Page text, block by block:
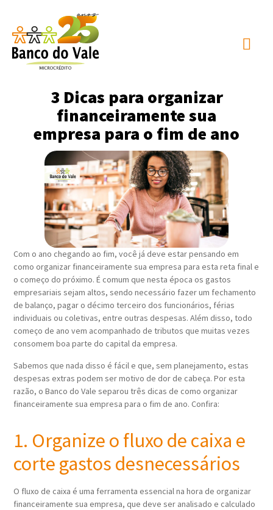
3 Dicas para organizar
financeiramente sua
empresa para o fim de ano
Com o ano chegando ao fim, você já deve estar pensando em
como organizar financeiramente sua empresa para esta reta final e
o começo do próximo. É comum que nesta época os gastos
empresariais sejam altos, sendo necessário fazer um fechamento
de balanço, pagar o décimo terceiro dos funcionários, férias
individuais ou coletivas, entre outras despesas. Além disso, todo
começo de ano vem acompanhado de tributos que muitas vezes
consomem boa parte do capital da empresa.
Sabemos que nada disso é fácil e que, sem planejamento, estas
despesas extras podem ser motivo de dor de cabeça. Por esta
razão, o Banco do Vale separou três dicas de como organizar
financeiramente sua empresa para o fim de ano. Confira:
1. Organize o fluxo de caixa e
corte gastos desnecessários
O fluxo de caixa é uma ferramenta essencial na hora de organizar
financeiramente sua empresa, que deve ser analisado e calculado